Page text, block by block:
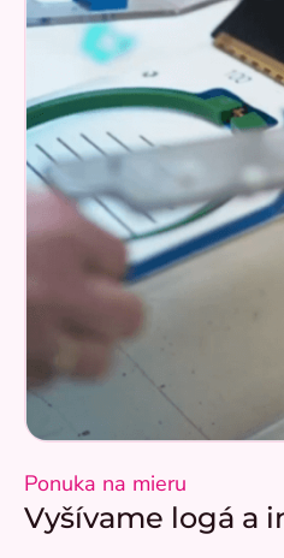
Ponuka na mieru
Vyšívame logá a